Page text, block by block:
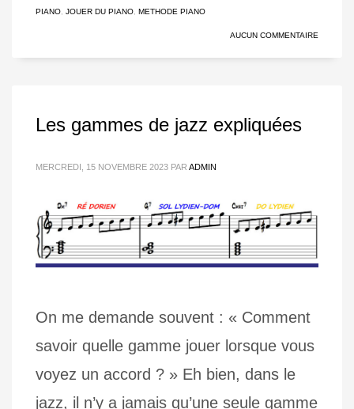
PIANO JOUER DU PIANO METHODE PIANO
AUCUN COMMENTAIRE
Les gammes de jazz expliquées
MERCREDI, 15 NOVEMBRE 2023 PAR ADMIN
On me demande souvent : « Comment
savoir quelle gamme jouer lorsque vous
voyez un accord ? » Eh bien, dans le
jazz, il n’y a jamais qu’une seule gamme